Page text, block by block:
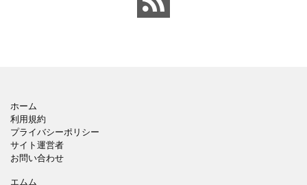
ホーム
利用規約
プライバシーポリシー
サイト運営者
お問い合わせ
エムム